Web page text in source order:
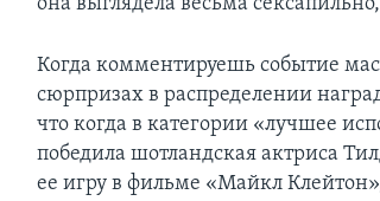
она выглядела весьма
Когда комментируешь событие
сюрпризах в распределении
что когда в категории «лучшее
победила шотландская актриса
ее игру в фильме «Майкл